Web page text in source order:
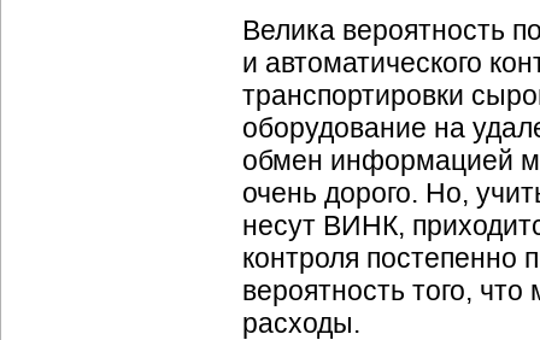
Велика вероятность
и автоматического
транспортировки
оборудование на
обмен информацией
очень дорого. Но,
несут ВИНК,
контроля постепенно
вероятность того,
расходы.